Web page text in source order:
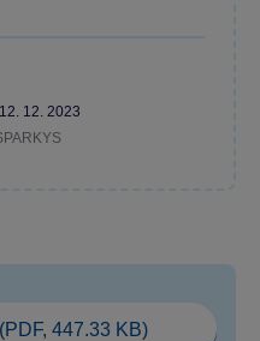
12. 12. 2023
447.33 KB)